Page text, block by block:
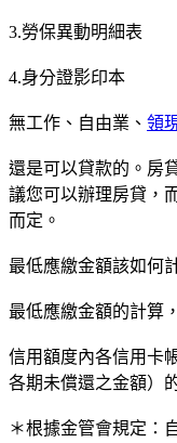
3.勞保異動明細表
4.身分證影印本
無工作、自由業、 領
還是可以貸款的。房
議您可以辦理房貸，
而定。
最低應繳金額該如何
最低應繳金額的計算
信用額度內各信用卡
各期未償還之金額）
＊根據金管會規定：